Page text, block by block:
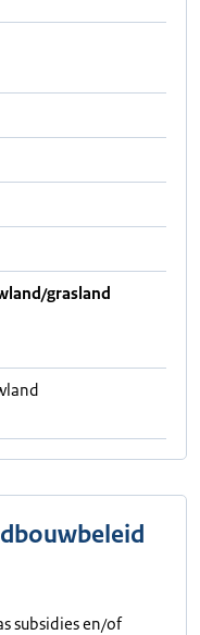
grasland
subsidies en/of